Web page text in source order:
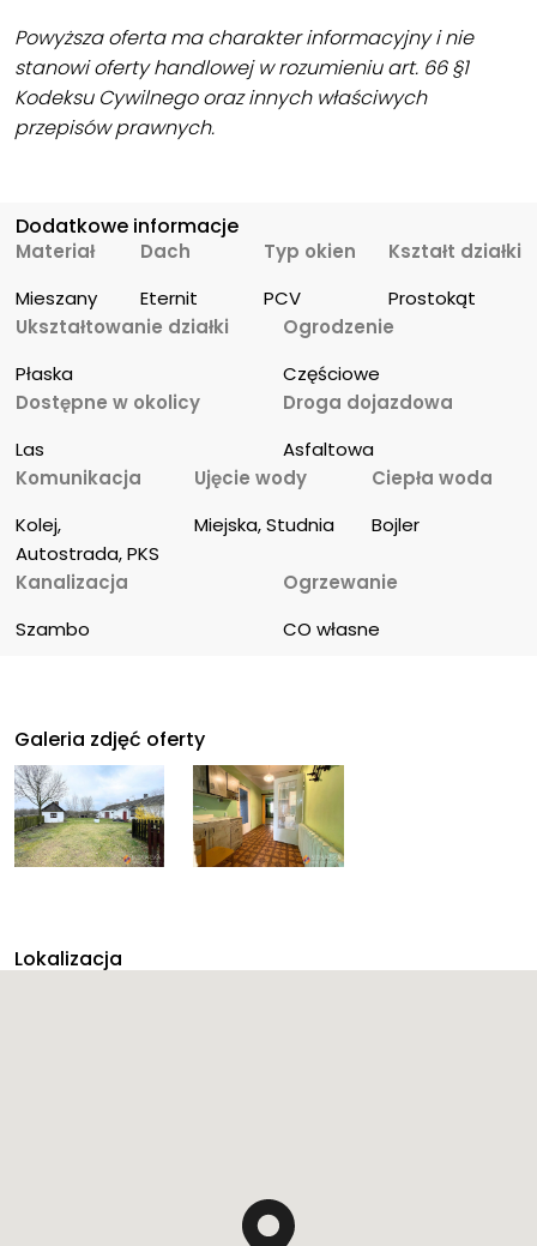
Powyższa oferta ma charakter informacyjny i nie
stanowi oferty handlowej w rozumieniu art. 66 §1
Kodeksu Cywilnego oraz innych właściwych
przepisów prawnych.
Dodatkowe informacje
Materiał
Mieszany
Dach
Eternit
Typ okien
PCV
Kształt działki
Prostokąt
Ukształtowanie działki
Płaska
Ogrodzenie
Częściowe
Dostępne w okolicy
Las
Droga dojazdowa
Asfaltowa
Komunikacja
Kolej,
Autostrada, PKS
Ujęcie wody
Miejska, Studnia
Ciepła woda
Bojler
Kanalizacja
Szambo
Ogrzewanie
CO własne
Galeria zdjęć oferty
Lokalizacja